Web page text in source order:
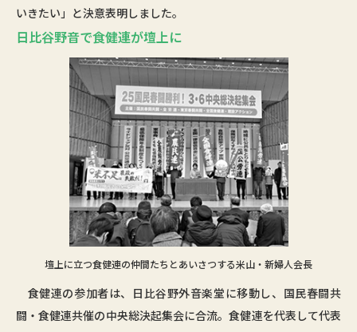
いきたい」と決意表明しました。
日比谷野音で食健連が壇上に
壇上に立つ食健連の仲間たちとあいさつする米山・新婦人会長
食健連の参加者は、日比谷野外音楽堂に移動し、国民春闘共
闘・食健連共催の中央総決起集会に合流。食健連を代表して代表